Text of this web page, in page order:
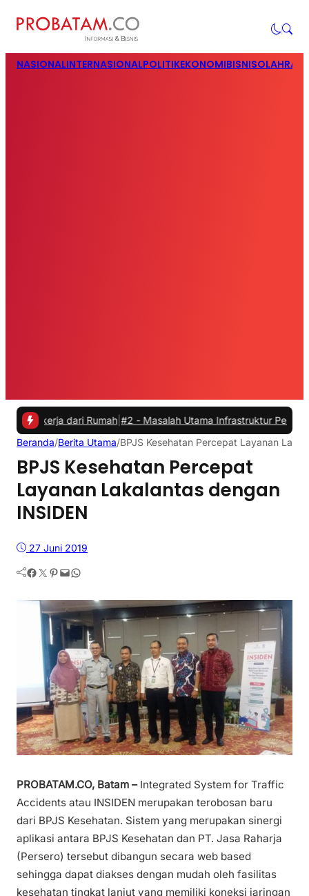
NASIONALINTERNASIONALPOLITIKEKONOMIBISNIS
dari Rumah|#2 -Masalah Utama Infrastruktur Pengisian Daya
Beranda/Berita Utama/BPJS Kesehatan Percepat Layanan
BPJS Kesehatan Percepat
Layanan Lakalantas dengan
INSIDEN
27 Juni 2019
Facebook Twitter Pinterest Mail WhatsApp
PROBATAM.CO, Batam – Integrated System for Traffic
Accidents atau INSIDEN merupakan terobosan baru
dari BPJS Kesehatan. Sistem yang merupakan sinergi
aplikasi antara BPJS Kesehatan dan PT. Jasa Raharja
(Persero) tersebut dibangun secara web based
sehingga dapat diakses dengan mudah oleh fasilitas
kesehatan tingkat lanjut yang memiliki koneksi jaringan